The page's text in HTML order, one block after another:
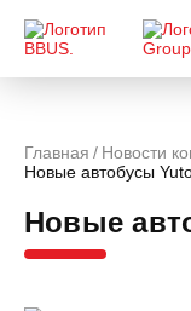
Главная
Новости
Новые автобусы
Новые